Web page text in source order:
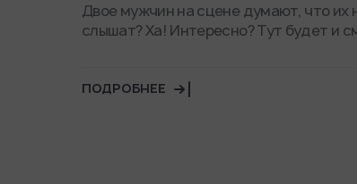
Двое мужчин на сцене думают, что их
слышат? Ха! Интересно? Тут будет и
ПОДРОБНЕЕ